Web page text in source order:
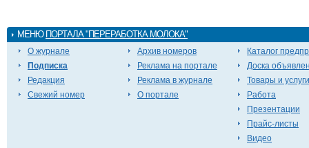
МЕНЮ ПОРТАЛА "ПЕРЕРАБОТКА МОЛОКА"
О журнале
Подписка
Редакция
Свежий номер
Архив номеров
Реклама на портале
Реклама в журнале
О портале
Каталог
Доска
Товары и услуги
Работа
Презентации
Прайс-листы
Видео